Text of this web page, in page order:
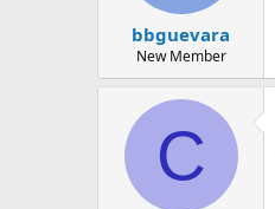
bbguevara
New Member
C